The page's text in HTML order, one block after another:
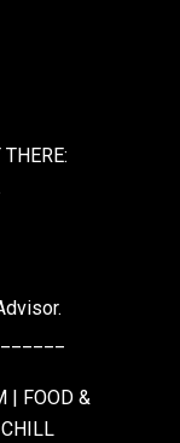
| FOOD &